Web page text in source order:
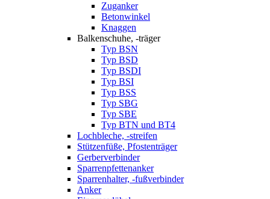
Zuganker
Betonwinkel
Knaggen
Balkenschuhe, -träger
Typ BSN
Typ BSD
Typ BSDI
Typ BSI
Typ BSS
Typ SBG
Typ SBE
Typ BTN und BT4
Lochbleche, -streifen
Stützenfüße, Pfostenträger
Gerberverbinder
Sparrenpfettenanker
Sparrenhalter, -fußverbinder
Anker